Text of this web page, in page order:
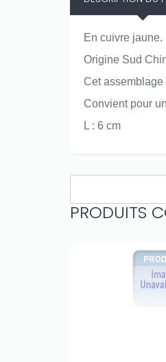
En cuivre jaune.
Origine Sud
Cet assemblage
Convient pour
L : 6 cm
PRODUITS